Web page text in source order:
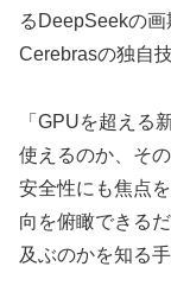
るDeepSeekの
Cerebrasの独自
「GPUを超える
使えるのか、そ
安全性にも焦点
向を俯瞰できる
及ぶのかを知る